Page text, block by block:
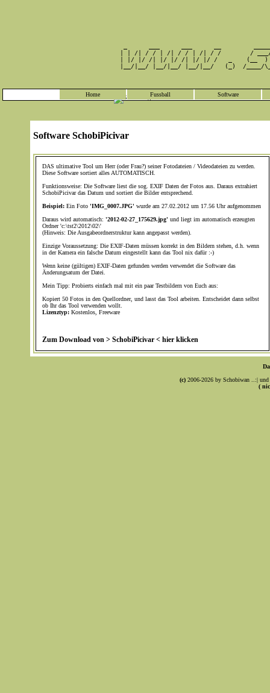
| | /| / / | /| / / | /| / /        /
| |/ |/ /| |/ |/ /| |/ |/ /   _    (__
|__/|__/ |__/|__/ |__/|__/   (_)  /
Home Fussball Software
Software SchobiPicivar
DAS ultimative Tool um Herr (oder Frau?) seiner Fotodateien / Videodateien zu werden.
Diese Software sortiert alles AUTOMATISCH.
Funktionsweise: Die Software liest die sog. EXIF Daten der Fotos aus. Daraus extrahiert
SchobiPicivar das Datum und sortiert die Bilder entsprechend.
Beispiel: Ein Foto 'IMG_0007.JPG' wurde am 27.02.2012 um 17.56 Uhr aufgenommen
Daraus wird automatisch: '2012-02-27_175629.jpg' und liegt im automatisch erzeugten
Ordner 'c:\tst2\2012\02\'
(Hinweis: Die Ausgabeordnerstruktur kann angepasst werden).
Einzige Voraussetzung: Die EXIF-Daten müssen korrekt in den Bildern stehen, d.h. wenn
in der Kamera ein falsche Datum eingestellt kann das Tool nix dafür :-)
Wenn keine (gültigen) EXIF-Daten gefunden werden verwendet die Software das
Änderungsatum der Datei.
Mein Tipp: Probierts einfach mal mit ein paar Testbildern von Euch aus:
Kopiert 50 Fotos in den Quellordner, und lasst das Tool arbeiten. Entscheidet dann selbst
ob Ihr das Tool verwenden wollt.
Lizenztyp: Kostenlos, Freeware
Zum Download von > SchobiPicivar < hier klicken
(c) 2006-2026 by Schobiwan ..:|
(